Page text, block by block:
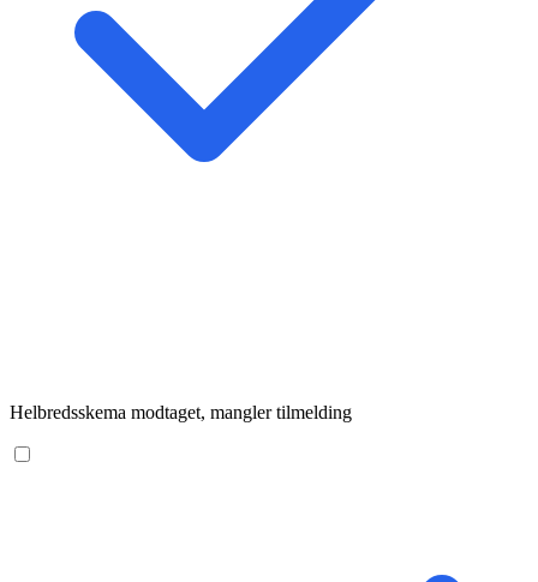
Helbredsskema modtaget, mangler tilmelding